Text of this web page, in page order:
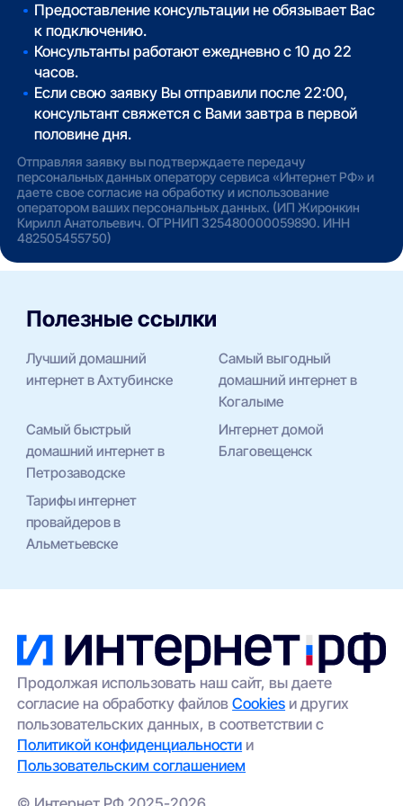
Предоставление консультации не обязывает Вас
к подключению.
Консультанты работают ежедневно с 10 до 22
часов.
Если свою заявку Вы отправили после 22:00,
консультант свяжется с Вами завтра в первой
половине дня.
Отправляя заявку вы подтверждаете передачу
персональных данных оператору сервиса «Интернет РФ» и
даете свое согласие на обработку и использование
оператором ваших персональных данных. (ИП Жиронкин
Кирилл Анатольевич. ОГРНИП 325480000059890. ИНН
482505455750)
Полезные ссылки
Лучший домашний
интернет в Ахтубинске
Самый выгодный
домашний интернет в
Когалыме
Самый быстрый
домашний интернет в
Петрозаводске
Интернет домой
Благовещенск
Тарифы интернет
провайдеров в
Альметьевске
Продолжая использовать наш сайт, вы даете
согласие на обработку файловCookies и других
пользовательских данных, в соответствии с
Политикой конфиденциальности и
Пользовательским соглашением